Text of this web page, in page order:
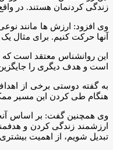
زندگی کردنمان هستند. در
وی افزود: ارزش ها مانند
آنها حرکت کنیم. برای مثال
این روانشناس معتقد است که
است و هدف دیگری را
به گفته دوستی برخی از
هنگام طی کردن این مسیر
وی همچنین گفت: بر اساس
ارزشمند زندگی کردن و
تبدیل شویم، از اهمیت